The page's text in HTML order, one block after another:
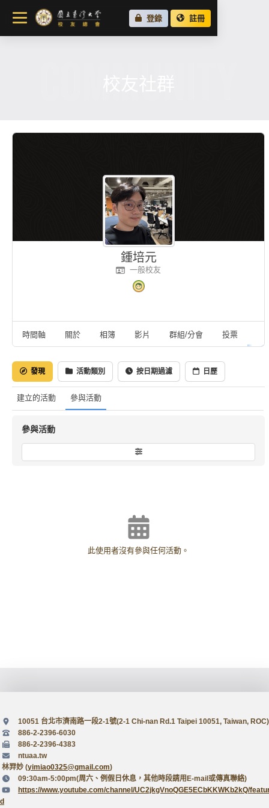
關於總會
最新消息
登錄 註冊
鍾培元
一般校友
時間軸 關於 相簿 影片 群組/分會 投票
發現 活動類別 按日期過濾 日歷
建立的活動 參與活動
參與活動
此使用者沒有參與任何活動。
10051 台北市濟南路一段2-1號(2-1 Chi-nan Rd.1 Taipei 10051, Taiwan, ROC)
886-2-2396-6030
886-2-2396-4383
ntuaa.tw
林羿妙 (yimiao0325@gmail.com)
09:30am-5:00pm(周六、例假日休息，其他時段請用E-mail或傳真聯絡)
https://www.youtube.com/channel/UC2jkgVnoQGE5ECbKKWKb2kQ/
d